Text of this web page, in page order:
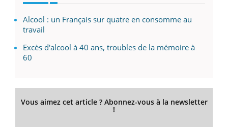
Alcool : un Français sur quatre en consomme au
travail
Excès d'alcool à 40 ans, troubles de la mémoire à
60
Vous aimez cet article ? Abonnez-vous à la newsletter
!